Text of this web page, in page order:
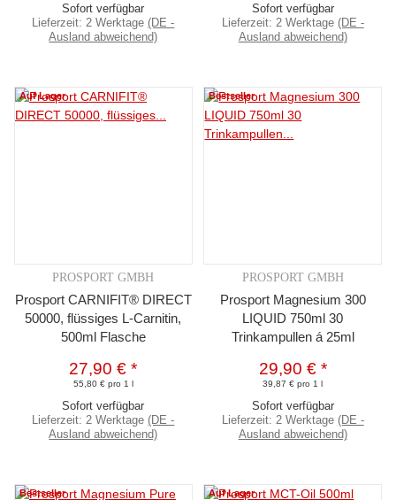
Sofort verfügbar
Lieferzeit: 2 Werktage(DE -
Ausland abweichend)
Sofort verfügbar
Lieferzeit: 2 Werktage (DE -
Ausland abweichend)
Auf Lager
PROSPORT GMBH
Prosport CARNIFIT® DIRECT
50000, flüssiges L-Carnitin,
500ml Flasche
27,90 €*
55,80 € pro 1 l
Sofort verfügbar
Lieferzeit:2 Werktage(DE -
Ausland abweichend)
Bestseller
PROSPORT GMBH
Prosport Magnesium 300
LIQUID 750ml 30
Trinkampullen á 25ml
29,90 € *
39,87 € pro 1 l
Sofort verfügbar
Lieferzeit: 2 Werktage (DE -
Ausland abweichend)
Bestseller Auf Lager